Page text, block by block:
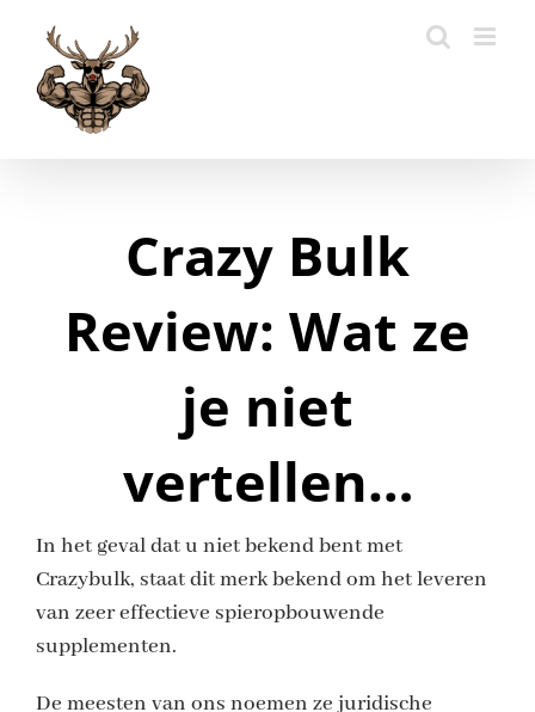
content
Crazy Bulk
Review: Wat ze
je niet
vertellen…
In het geval dat u niet bekend bent met
Crazybulk, staat dit merk bekend om het leveren
van zeer effectieve spieropbouwende
supplementen.
De meesten van ons noemen ze juridische